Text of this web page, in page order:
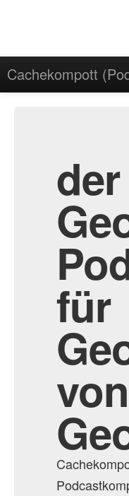
Cachekompott
der
für
von